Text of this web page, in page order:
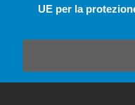
UE per la